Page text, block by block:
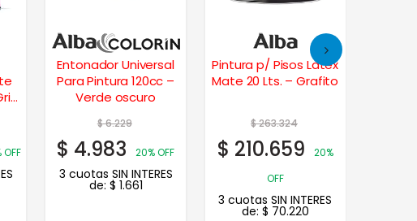
OFF
Entonador Universal
Para Pintura 120cc –
Verde oscuro
$6.229
$ 4.983 20% OFF
3 cuotas SIN INTERES
de: $ 1.661
Pintura p/ Pisos Latex
Mate 20 Lts. – Grafito
$263.324
$ 210.659
20%
OFF
3 cuotas SIN INTERES
de: $ 70.220